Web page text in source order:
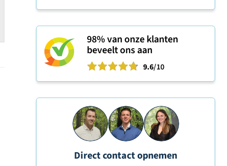
98%van onze klanten
beveelt ons aan
9.6/10
Direct contact opnemen